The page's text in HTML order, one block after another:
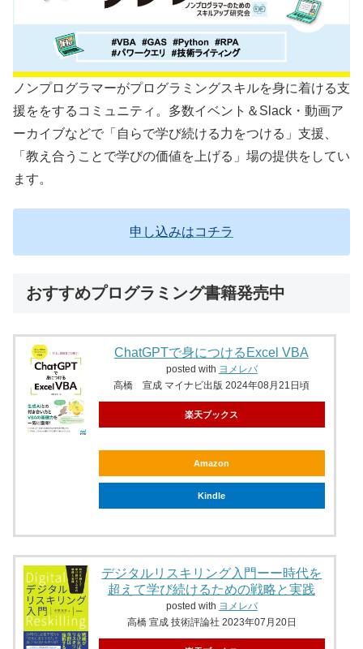
ノンプログラマーがプログラミングスキルを身に着ける支
援ををするコミュニティ。多数イベント＆Slack・動画ア
ーカイブなどで「自らで学び続ける力をつける」支援、
「教え合うことで学びの価値を上げる」場の提供をしてい
ます。
申し込みはコチラ
おすすめプログラミング書籍発売中
ChatGPTで身につけるExcel VBA
posted with ヨメレバ
高橋 宣成 マイナビ出版 2024年08月21日頃
楽天ブックス
Amazon
Kindle
デジタルリスキリング入門ーー時代を
超えて学び続けるための戦略と実践
posted with ヨメレバ
高橋 宣成 技術評論社 2023年07月20日